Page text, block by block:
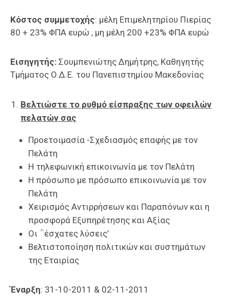
Κόστος συμμετοχής: μέλη Επιμελητηρίου Πιερίας
80 + 23% ΦΠΑ ευρώ , μη μέλη 200 +23% ΦΠΑ ευρώ
Εισηγητής: Σουμπενιώτης Δημήτρης, Καθηγητής
Τμήματος Ο.Δ.Ε. του Πανεπιστημίου Μακεδονίας
Βελτιώστε το ρυθμό είσπραξης των οφειλών
πελατών σας
Προετοιμασία -Σχεδιασμός επαφής με τον
Πελάτη
Η τηλεφωνική επικοινωνία με τον Πελάτη
Η πρόσωπο με πρόσωπο επικοινωνία με τον
Πελάτη
Χειρισμός Αντιρρήσεων και Παραπόνων και η
προσφορά Εξυπηρέτησης και Αξίας
Οι ΅έσχατες λύσεις’
Βελτιστοποίηση πολιτικών και συστημάτων
της Εταιρίας
Έναρξη: 31-10-2011 & 02-11-2011